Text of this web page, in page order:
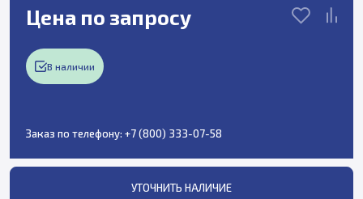
Цена по запросу
В наличии
Заказ по телефону: +7 (800) 333-07-58
УТОЧНИТЬ НАЛИЧИЕ